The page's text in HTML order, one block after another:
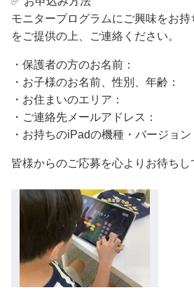
モニタープログラムにご興味をお
をご提供の上、ご連絡ください。
・保護者の方のお名前：
・お子様のお名前、性別、年齢：
・お住まいのエリア：
・ご連絡先メールアドレス：
・お持ちのiPadの機種・バージョン
皆様からのご応募を心よりお待ちし